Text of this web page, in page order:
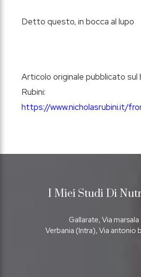
Detto questo, in bocca al lupo
Articolo originale pubblicato sul
Rubini:
https://www.nicholasrubini.it/
I Miei Studi Di
Gallarate, Via
Verbania (Intra), Via antonio